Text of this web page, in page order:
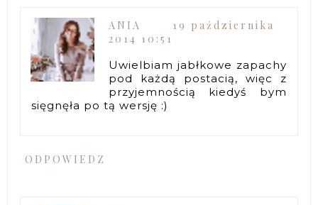
ANIA
19 października
2014 10:51
Uwielbiam jabłkowe zapachy
pod każdą postacią, więc z
przyjemnością kiedyś bym
sięgnęła po tą wersję :)
ODPOWIEDZ